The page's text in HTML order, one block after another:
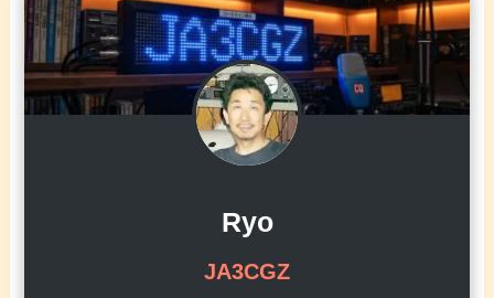
Ryo
JA3CGZ